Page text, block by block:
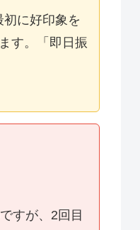
に好印象を
す。「即日振
すが、2回目